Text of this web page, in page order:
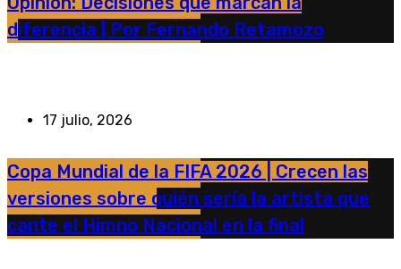
diferencia | Por Fernando Retamozo
17 julio, 2026
Copa Mundial de la FIFA 2026 | Crecen las
versiones sobre quién sería la artista que
cante el Himno Nacional en la final